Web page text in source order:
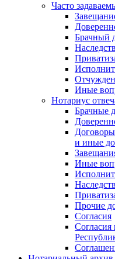
Часто
Брачный
Иные
Нотариус
Брачные
и иные
Иные
Прочие
Согласия
Согласия